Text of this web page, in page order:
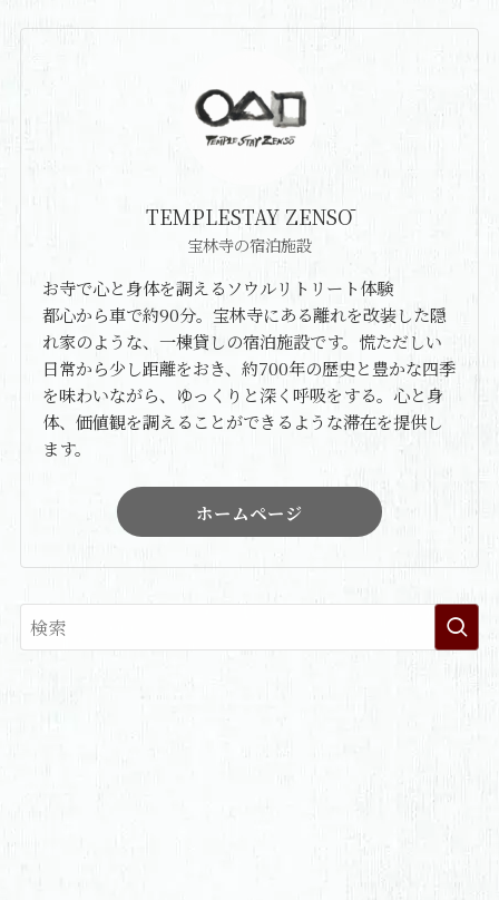
TEMPLESTAY ZENSŌ
宝林寺の宿泊施設
お寺で心と身体を調えるソウルリトリート体験
都心から車で約90分。宝林寺にある離れを改装した隠
れ家のような、一棟貸しの宿泊施設です。慌ただしい
日常から少し距離をおき、約700年の歴史と豊かな四季
を味わいながら、ゆっくりと深く呼吸をする。心と身
体、価値観を調えることができるような滞在を提供し
ます。
ホームページ